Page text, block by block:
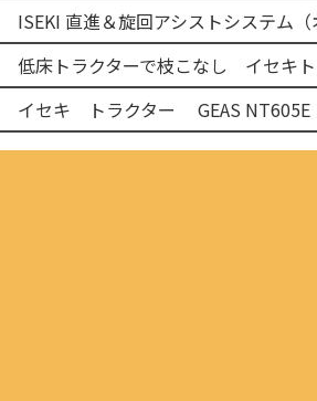
イセキ トラクター GEAS